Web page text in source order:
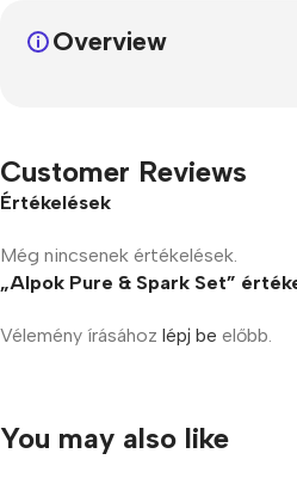
Overview
Customer Reviews
Értékelések
Még nincsenek értékelések.
„Alpok Pure & Spark Set”
Vélemény írásához lépj be előbb.
You may also like